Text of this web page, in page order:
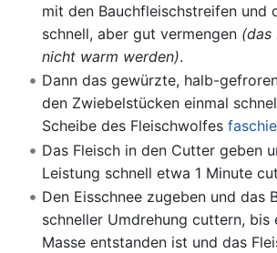
mit den Bauchfleischstreifen und
schnell, aber gut vermengen (das
nicht warm werden).
Dann das gewürzte, halb-
den Zwiebelstücken einmal
Scheibe des Fleischwolfes
Das Fleisch in den Cutter geben
Leistung schnell etwa 1 Minute
Den Eisschnee zugeben und das
schneller Umdrehung cuttern, bis
Masse entstanden ist und das